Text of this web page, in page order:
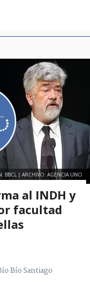
BBCL | ARCHIVO: AGENCIA UNO
al INDH y
facultad
Bío Santiago